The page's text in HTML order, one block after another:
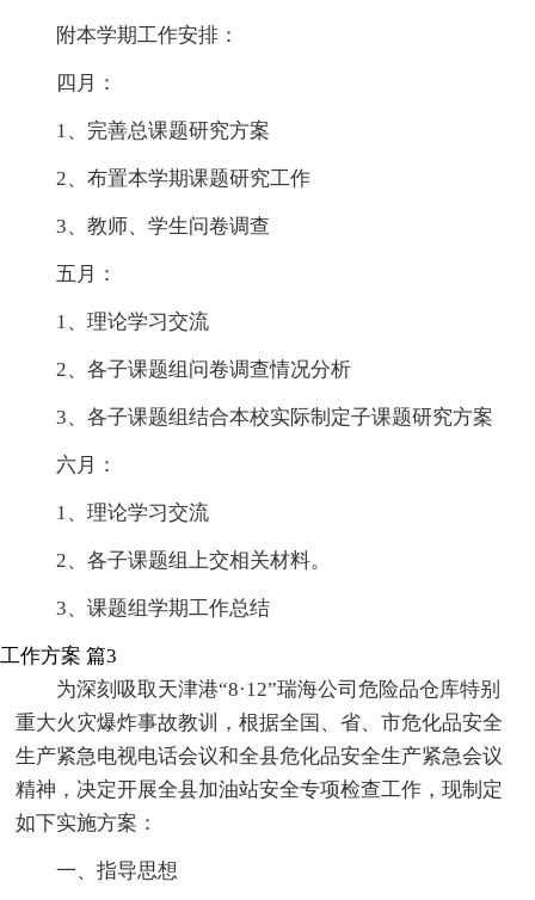
附本学期工作安排：
四月：
1、完善总课题研究方案
2、布置本学期课题研究工作
3、教师、学生问卷调查
五月：
1、理论学习交流
2、各子课题组问卷调查情况分析
3、各子课题组结合本校实际制定子课题研究方案
六月：
1、理论学习交流
2、各子课题组上交相关材料。
3、课题组学期工作总结
工作方案 篇3
为深刻吸取天津港“8·12”瑞海公司危险品仓库特别
重大火灾爆炸事故教训，根据全国、省、市危化品安全
生产紧急电视电话会议和全县危化品安全生产紧急会议
精神，决定开展全县加油站安全专项检查工作，现制定
如下实施方案：
一、指导思想